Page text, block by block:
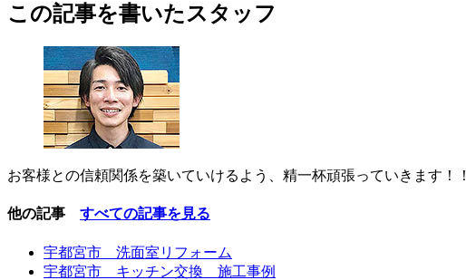
この記事を書いたスタッフ
お客様との信頼関係を築いていけるよう、精一杯頑張っていきます！！
他の記事 すべての記事を見る
宇都宮市 洗面室リフォーム
宇都宮市 キッチン交換 施工事例